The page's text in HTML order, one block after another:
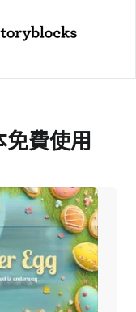
費使用